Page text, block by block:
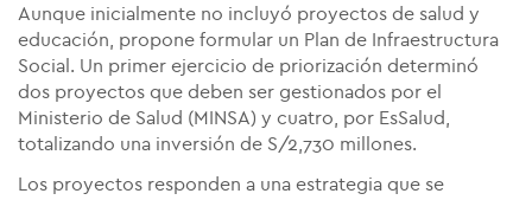
Aunque inicialmente no incluyó proyectos de salud y
educación, propone formular un Plan de Infraestructura
Social. Un primer ejercicio de priorización determinó
dos proyectos que deben ser gestionados por el
Ministerio de Salud (MINSA) y cuatro, por EsSalud,
totalizando una inversión de S/2,730 millones.
Los proyectos responden a una estrategia que se